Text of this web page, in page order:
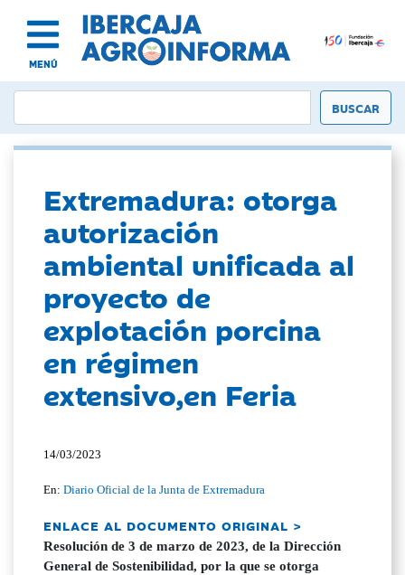
MENÚ
Extremadura: otorga
autorización
ambiental unificada al
proyecto de
explotación porcina
en régimen
extensivo,en Feria
14/03/2023
En:Diario Oficial de la Junta de Extremadura
ENLACE AL DOCUMENTO ORIGINAL >
Resolución de 3 de marzo de 2023, de la Dirección
General de Sostenibilidad, por la que se otorga